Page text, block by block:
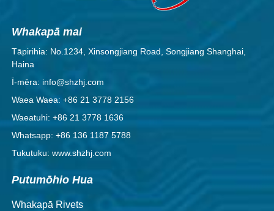
Whakapā mai
Tāpirihia: No.1234, Xinsongjiang Road, Songjiang Shanghai,
Haina
Ī-mēra: info@shzhj.com
Waea Waea: +86 21 3778 2156
Waeatuhi: +86 21 3778 1636
Whatsapp: +86 136 1187 5788
Tukutuku: www.shzhj.com
Putumōhio Hua
Whakapā Rivets